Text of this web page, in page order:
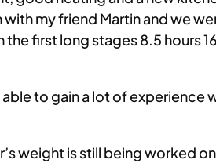
with my friend Martin and we
the first long stages 8.5
to gain a lot of
weight is still being worked